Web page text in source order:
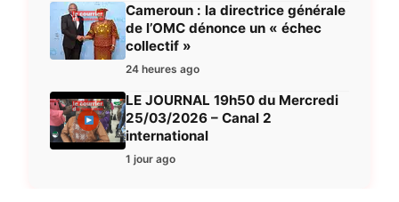
Cameroun : la directrice générale
de l’OMC dénonce un « échec
collectif »
24 heures ago
LE JOURNAL 19h50 du Mercredi
25/03/2026 – Canal 2
international
1 jour ago